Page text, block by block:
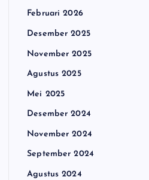
Februari 2026
Desember 2025
November 2025
Agustus 2025
Mei 2025
Desember 2024
November 2024
September 2024
Agustus 2024